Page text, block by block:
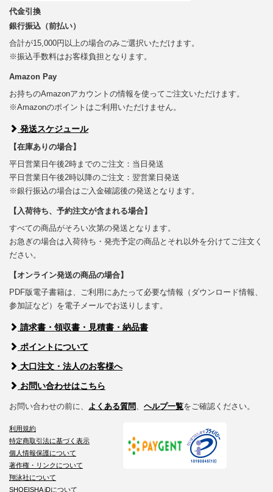
代金引換
銀行振込（前払い）
合計が15,000円以上の場合のみご選択いただけます。
※振込手数料はお客様負担となります。
Amazon Pay
お持ちのAmazonアカウントの情報を使ってご注文いただけます。
※Amazonのポイントはご利用いただけません。
発送スケジュール
【在庫ありの場合】
平日営業日午後2時までのご注文：当日発送
平日営業日午後2時以降のご注文：翌営業日発送
※銀行振込の場合はご入金確認後の発送となります。
【入荷待ち、予約注文が含まれる場合】
すべての商品がそろい次第の発送となります。
お急ぎの場合は入荷待ち・発売予定の商品とそれ以外を分けてご注文く
ださい。
【オンライン発送の商品の場合】
PDF版電子書籍は、ご利用にあたって必要な情報（ダウンロード情報、
参加証など）を電子メールでお送りします。
請求書・領収書・見積書・納品書
ポイントについて
大口注文・法人のお客様へ
お問い合わせはこちら
お問い合わせの前に、 よくある質問 ヘルプ一覧をご確認ください。
利用規約
特定商取引法に基づく表示
個人情報保護について
著作権・リンクについて
翔泳社について
SHOEISHA iDについて